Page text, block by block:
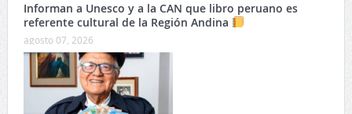
Informan a Unesco y a la CAN que libro peruano es
referente cultural de la Región Andina
agosto 07, 2026